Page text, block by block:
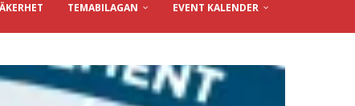
TEMABILAGAN EVENT KALENDER